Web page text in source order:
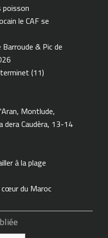
poisson
le CAF se
& Pic de
(11)
Montlude,
dera Caudèra, 13-14
à la plage
cœur du Maroc